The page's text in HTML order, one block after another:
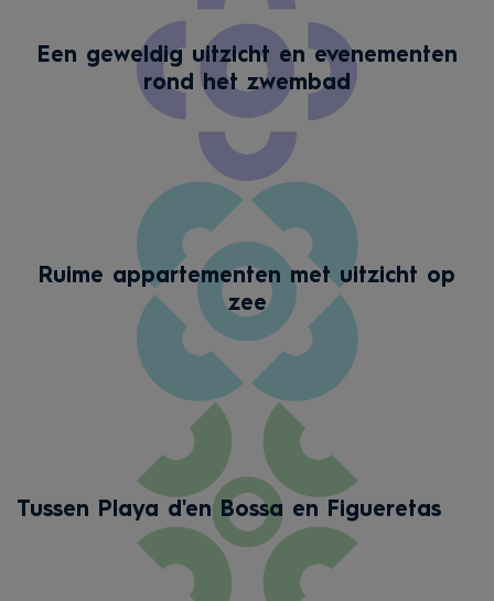
Een geweldig uitzicht en evenementen
rond het zwembad
Ruime appartementen met uitzicht op
zee
Tussen Playa d'en Bossa en Figueretas